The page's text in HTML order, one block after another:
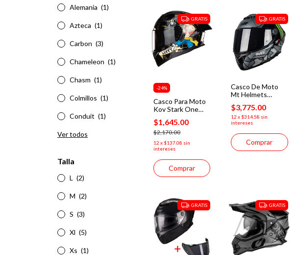
Alemania (1)
Azteca (1)
Carbon (3)
Chameleon (1)
Chasm (1)
Colmillos (1)
Conduit (1)
Ver todos
Talla
L (2)
M (2)
S (3)
Xl (5)
Xs (1)
GRATIS
-24%
Casco Para Moto
Kov Stark One
Piece Luffy Negro
Dot
$1,645.00
$2,170.00
12 x $137.08 sin
intereses
Comprar
GRATIS
Casco De Moto
Mt Helmets
Thunder 4 R sv
Piqueras B2 2025
Season + mica
humo
$3,775.00
12 x $314.58 sin
intereses
Comprar
GRATIS GRATIS